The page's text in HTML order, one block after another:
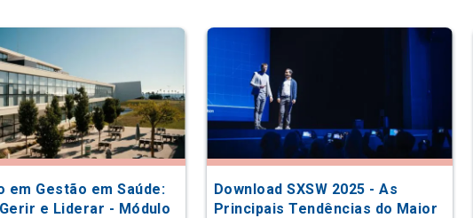
em Gestão em Saúde:
e Liderar - Módulo
Download SXSW 2025 - As
Principais Tendências do Maior